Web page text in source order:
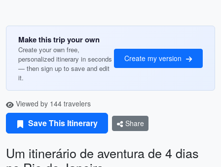
Make this trip your own
Create your own free,
personalized itinerary in seconds
— then sign up to save and edit
it.
Create my version
Viewed by 144 travelers
Save This Itinerary Share
Um itinerário de aventura de 4 dias